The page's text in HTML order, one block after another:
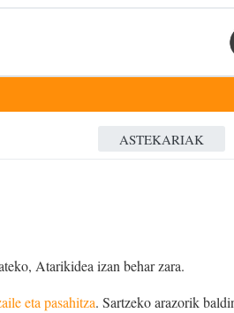
ASTEKARIAK
Atarikidea izan behar zara.
eta pasahitza. Sartzeko arazorik